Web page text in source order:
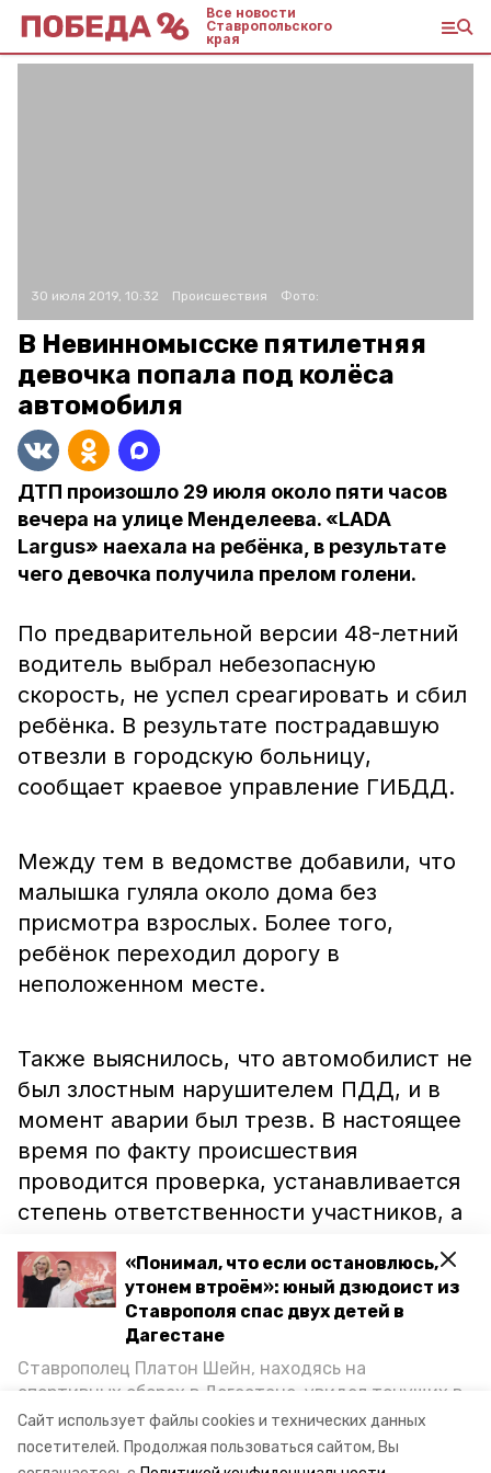
Сайт использует файлы cookies и технических данных
посетителей. Продолжая пользоваться сайтом, Вы
«Понимал, что если остановлюсь,
утонем втроём»: юный дзюдоист из
Ставрополя спас двух детей в
Дагестане
Ставрополец Платон Шейн, находясь на
спортивных сборах в Дегестане, увидел тонущих в
Каспийском море детей и бросился на помощь. По
возвращении домой, отважного мальчика
пригласили в министерство образования края и
Все новости
Ставропольского
края
30 июля 2019, 10:32 Происшествия Фото:
В Невинномысске пятилетняя
девочка попала под колёса
автомобиля
ДТП произошло 29 июля около пяти часов
вечера на улице Менделеева. «LADA
Largus» наехала на ребёнка, в результате
чего девочка получила прелом голени.
По предварительной версии 48-летний
водитель выбрал небезопасную
скорость, не успел среагировать и сбил
ребёнка. В результате пострадавшую
отвезли в городскую больницу,
сообщает краевое управление ГИБДД.
Между тем в ведомстве добавили, что
малышка гуляла около дома без
присмотра взрослых. Более того,
ребёнок переходил дорогу в
неположенном месте.
Также выяснилось, что автомобилист не
был злостным нарушителем ПДД, и в
момент аварии был трезв. В настоящее
время по факту происшествия
проводится проверка, устанавливается
степень ответственности участников, а
Ранее в Минводах под колёса иномарки
восьмилетний мальчик. Также
ставропольский лихаччуть не отправил
в больницу семью с двумя детьми.